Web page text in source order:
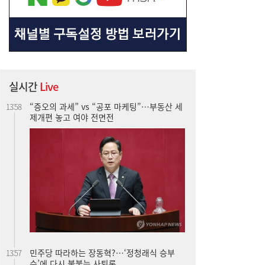
실시간Live
13:58
“증오의 과세” vs “공포 마케팅”…부동산 세
제개편 놓고 여야 전면전
민주당 따라하는 장동혁?…‘정청래식 승부